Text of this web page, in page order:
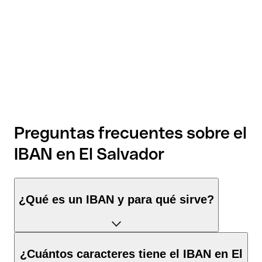
Preguntas frecuentes sobre el
IBAN en El Salvador
¿Qué es un IBAN y para qué sirve?
El IBAN de El Salvador tiene exactamente 28 caracteres y se
compone de tres elementos:
¿Cuántos caracteres tiene el IBAN en El